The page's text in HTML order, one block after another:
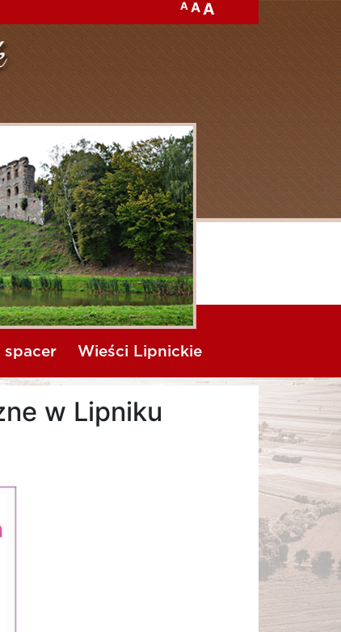
A AA
Wieści Lipnickie
w Lipniku